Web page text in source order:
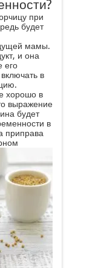
при
будет
мамы.
и она
его
в
хорошо в
выражение
будет
в
приправа